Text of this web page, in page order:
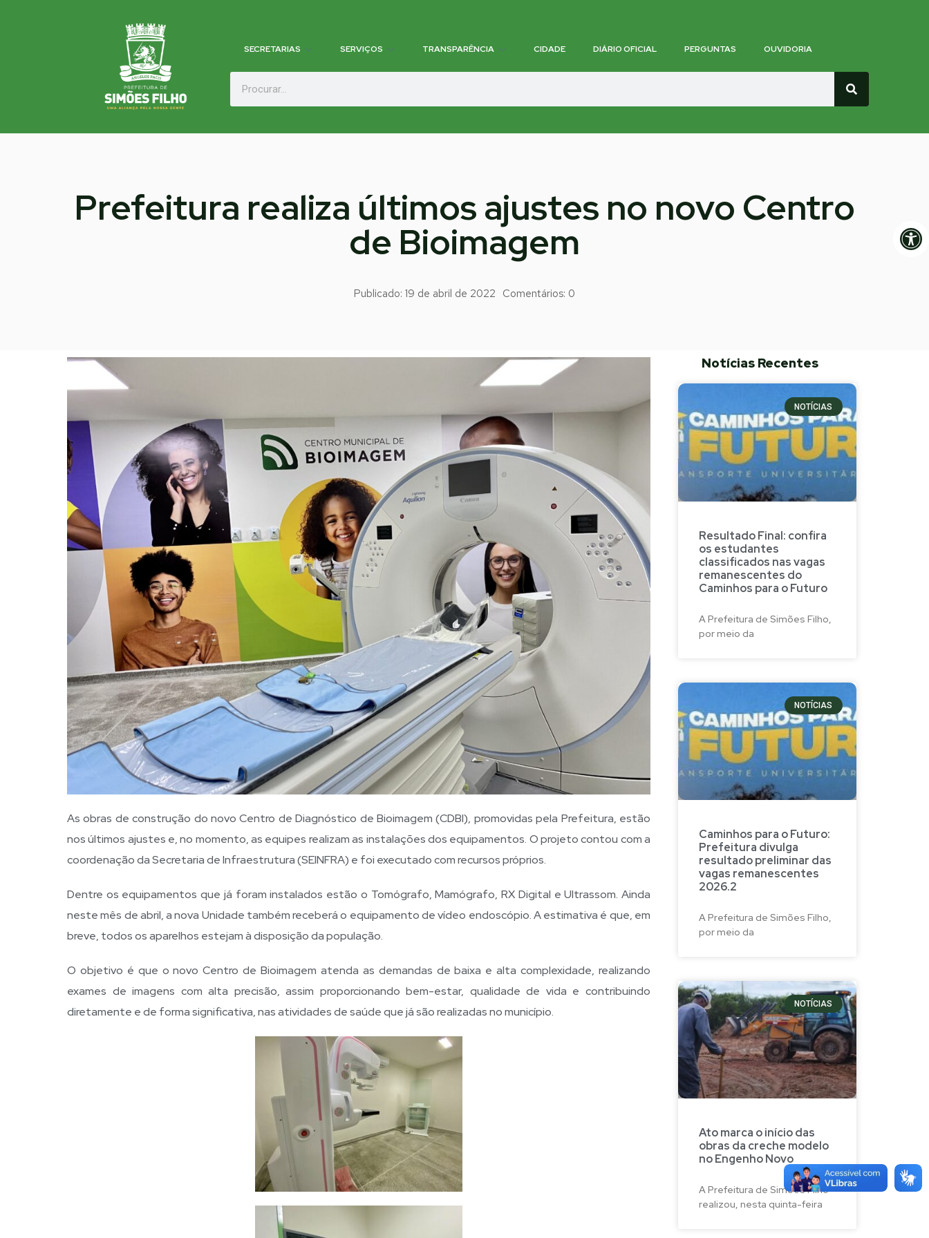
SECRETARIAS SERVIÇOS TRANSPARÊNCIA CIDADE DIÁRIO OFICIAL PERGUNTAS OUVIDORIA
Prefeitura realiza últimos ajustes no novo Centro
de Bioimagem
Publicado: 19 de abril de 2022 Comentários: 0
As obras de construção do novo Centro de Diagnóstico de Bioimagem (CDBI), promovidas pela Prefeitura, estão
nos últimos ajustes e, no momento, as equipes realizam as instalações dos equipamentos. O projeto contou com a
coordenação da Secretaria de Infraestrutura (SEINFRA) e foi executado com recursos próprios.
Dentre os equipamentos que já foram instalados estão o Tomógrafo, Mamógrafo, RX Digital e Ultrassom. Ainda
neste mês de abril, a nova Unidade também receberá o equipamento de vídeo endoscópio. A estimativa é que, em
breve, todos os aparelhos estejam à disposição da população.
O objetivo é que o novo Centro de Bioimagem atenda as demandas de baixa e alta complexidade, realizando
exames de imagens com alta precisão, assim proporcionando bem-estar, qualidade de vida e contribuindo
diretamente e de forma significativa, nas atividades de saúde que já são realizadas no município.
Notícias Recentes
NOTÍCIAS
Resultado Final: confira
os estudantes
classificados nas vagas
remanescentes do
Caminhos para o Futuro
A Prefeitura de Simões Filho,
por meio da
NOTÍCIAS
Caminhos para o Futuro:
Prefeitura divulga
resultado preliminar das
vagas remanescentes
2026.2
A Prefeitura de Simões Filho,
por meio da
NOTÍCIAS
Ato marca o início das
obras da creche modelo
no Engenho Novo
A Prefeitura de Simões Filho
realizou, nesta quinta-feira